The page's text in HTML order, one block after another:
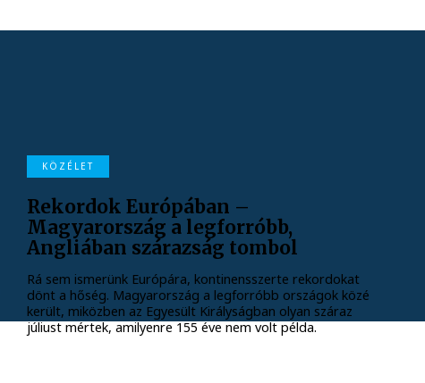
KÖZÉLET
Rekordok Európában –
Magyarország a legforróbb,
Angliában szárazság tombol
Rá sem ismerünk Európára, kontinensszerte rekordokat
dönt a hőség. Magyarország a legforróbb országok közé
került, miközben az Egyesült Királyságban olyan száraz
júliust mértek, amilyenre 155 éve nem volt példa.